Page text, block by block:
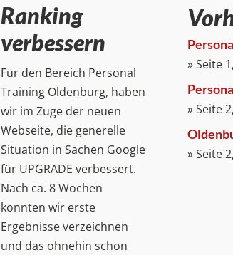
Ranking
verbessern
Für den Bereich Personal
Training Oldenburg, haben
wir im Zuge der neuen
Webseite, die generelle
Situation in Sachen Google
für UPGRADE verbessert.
Nach ca. 8 Wochen
konnten wir erste
Ergebnisse verzeichnen
und das ohnehin schon
» Seite
» Seite
» Seite